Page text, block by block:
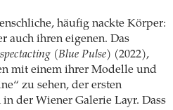
häufig nackte Körper:
auch ihren eigenen. Das
(Blue Pulse) (2022),
mit einem ihrer Modelle und
zu sehen, der ersten
der Wiener Galerie Layr. Dass